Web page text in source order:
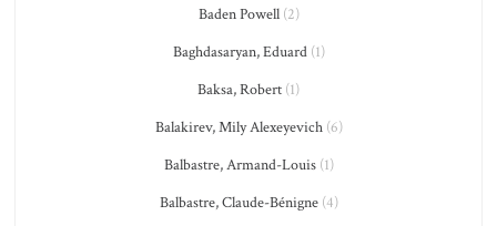
Baden Powell(2)
Baghdasaryan, Eduard(1)
Baksa, Robert (1)
Balakirev, Mily Alexeyevich(6)
Balbastre, Armand-Louis(1)
Balbastre, Claude-Bénigne(4)